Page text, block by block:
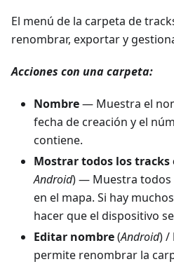
El menú de la carpeta de
renombrar, exportar y
Acciones con una carpeta:
Nombre— Muestra el
fecha de creación y el
contiene.
Mostrar todos los tracks
Android) — Muestra todos
en el mapa. Si hay
hacer que el dispositivo
Editar nombre(Android) /
permite renombrar la